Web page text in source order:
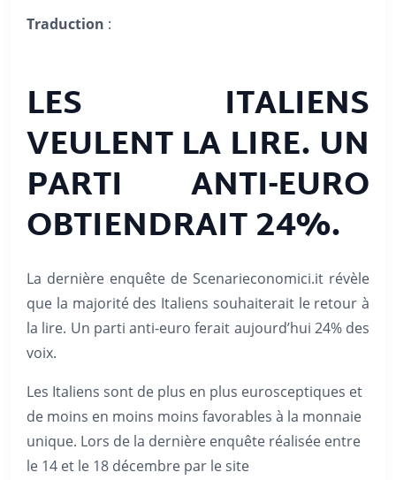
Traduction :
LES ITALIENS
VEULENT LA LIRE. UN
PARTI ANTI-EURO
OBTIENDRAIT 24%.
La dernière enquête de Scenarieconomici.it révèle
que la majorité des Italiens souhaiterait le retour à
la lire. Un parti anti-euro ferait aujourd’hui 24% des
voix.
Les Italiens sont de plus en plus eurosceptiques et
de moins en moins moins favorables à la monnaie
unique. Lors de la dernière enquête réalisée entre
le 14 et le 18 décembre par le site